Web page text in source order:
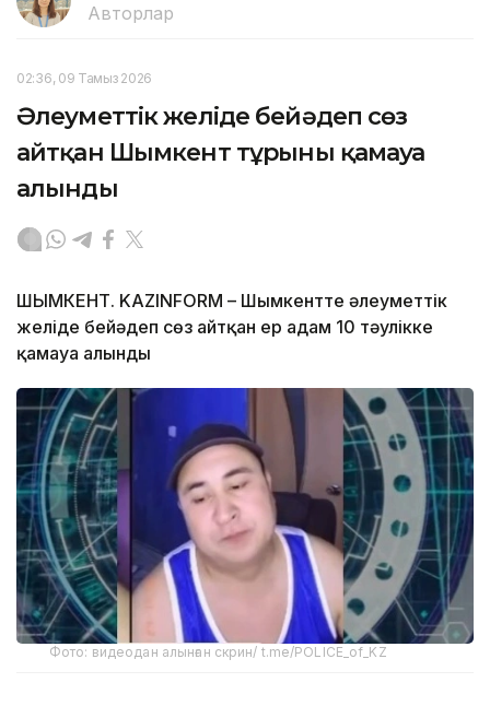
Авторлар
02:36, 09 Тамыз 2026
Әлеуметтік желіде бейәдеп сөз
айтқан Шымкент тұрғыны қамауға
алынды
ШЫМКЕНТ. KAZINFORM – Шымкентте әлеуметтік
желіде бейәдеп сөз айтқан ер адам 10 тәулікке
қамауға алынды
Фото: видеодан алынған скрин/ t.me/POLICE_of_KZ